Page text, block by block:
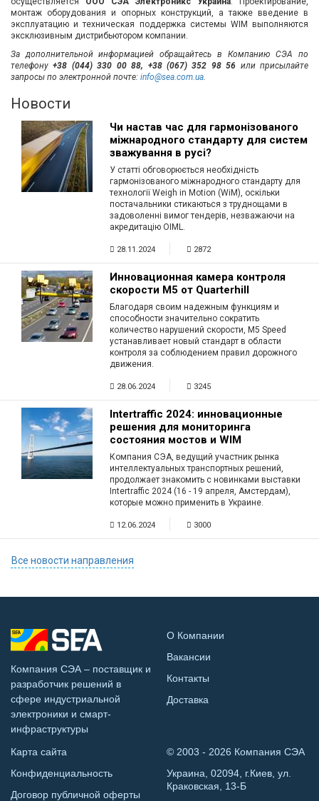
монтаж оборудования и опорных конструкций, а также введение в
эксплуатацию и техническая поддержка системы WIM выполняются
эксклюзивным дистрибьютором компании.
За дополнительной информацией обращайтесь в Компанию СЭА по
телефону+38 (044) 330 00 88, +38 (067) 352 98 56 или присылайте
запросы по электронной почте: info@sea.com.ua
Новости
Чи настав час для гармонізованого
міжнародного стандарту для систем
зважування в русі?
У статті обговорюється необхідність
гармонізованого міжнародного стандарту для
технології Weigh in Motion (WiM), оскільки
постачальники стикаються з труднощами в
задоволенні вимог тендерів, незважаючи на
акредитацію OIML.
28.11.2024 2872
Инновационная камера контроля
скорости M5 от Quarterhill
Благодаря своим надежным функциям и
способности значительно сократить
количество нарушений скорости, M5 Speed
устанавливает новый стандарт в области
контроля за соблюдением правил дорожного
движения.
28.06.2024 3245
Intertraffic 2024: инновационные
решения для мониторинга
состояния мостов и WIM
Компания СЭА, ведущий участник рынка
интеллектуальных транспортных решений,
продолжает знакомить с новинками выставки
Intertraffic 2024 (16 - 19 апреля, Амстердам),
которые можно применить в Украине.
12.06.2024 3000
Все новости направления
Компания СЭА – поставщик и
разработчик решений в
сфере индустриальной
электроники и смарт-
инфраструктуры
О Компании
Вакансии
Контакты
Доставка
Карта сайта
Конфиденциальность
Договор публичной оферты
© 2003 - 2026 Компания СЭА
Украина, 02094, г.Киев, ул.
Краковская, 13-Б